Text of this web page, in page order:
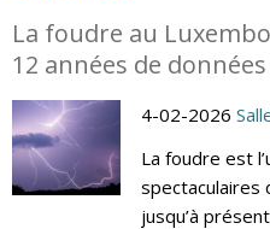
La foudre au
12 années de données
4-02-2026
La foudre est
spectaculaires
jusqu’à